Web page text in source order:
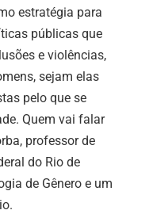
estratégia para
públicas que
e violências,
sejam elas
pelo que se
Quem vai falar
professor de
do Rio de
de Gênero e um